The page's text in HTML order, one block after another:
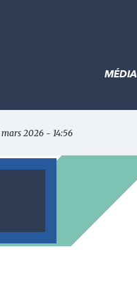
MÉDIA
2026 - 14:56